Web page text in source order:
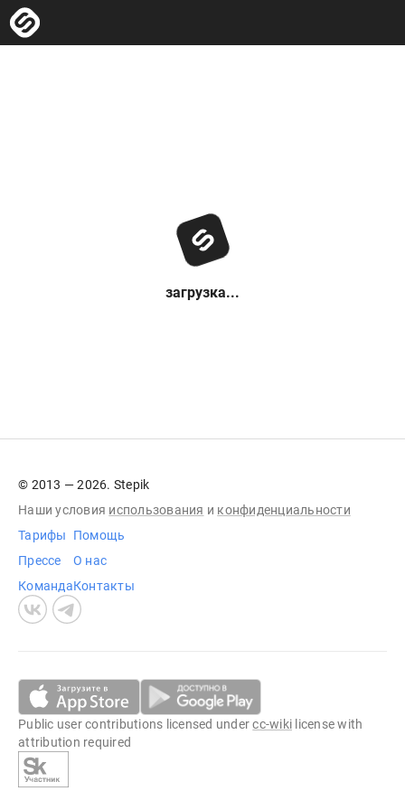
загрузка...
© 2013 — 2026. Stepik
Наши условия использования и конфиденциальности
Тарифы
Прессе
Команда
Помощь
О нас
Контакты
Public user contributions licensed undercc-wiki license with
attribution required